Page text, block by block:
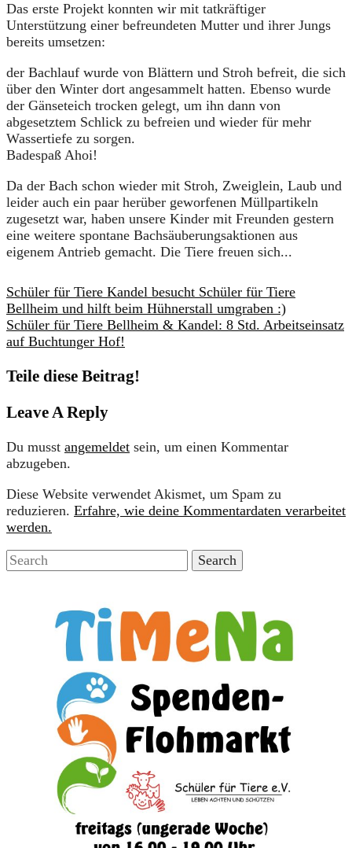
Das erste Projekt konnten wir mit tatkräftiger
Unterstützung einer befreundeten Mutter und ihrer Jungs
bereits umsetzen:
der Bachlauf wurde von Blättern und Stroh befreit, die sich
über den Winter dort angesammelt hatten. Ebenso wurde
der Gänseteich trocken gelegt, um ihn dann von
abgesetztem Schlick zu befreien und wieder für mehr
Wassertiefe zu sorgen.
Badespaß Ahoi!
Da der Bach schon wieder mit Stroh, Zweiglein, Laub und
leider auch ein paar herüber geworfenen Müllpartikeln
zugesetzt war, haben unsere Kinder mit Freunden gestern
eine weitere spontane Bachsäuberungsaktionen aus
eigenem Antrieb gemacht. Die Tiere freuen sich...
Schüler für Tiere Kandel besucht Schüler für Tiere
Bellheim und hilft beim Hühnerstall umgraben :)
Schüler für Tiere Bellheim & Kandel: 8 Std. Arbeitseinsatz
auf Buchtunger Hof!
Teile diese Beitrag!
Leave A Reply
Du musst angemeldet sein, um einen Kommentar
abzugeben.
Diese Website verwendet Akismet, um Spam zu
reduzieren. Erfahre, wie deine Kommentardaten verarbeitet
werden.